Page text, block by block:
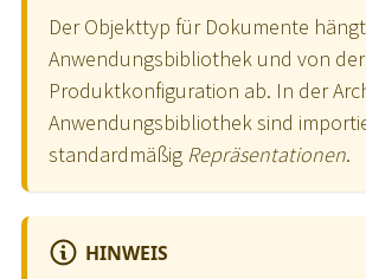
Der Objekttyp für Dokumente
Anwendungsbibliothek und von der
Produktkonfiguration ab. In der
Anwendungsbibliothek sind
standardmäßig Repräsentationen.
HINWEIS